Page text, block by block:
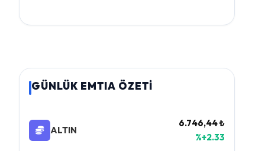
GÜNLÜK EMTIA ÖZETİ
ALTIN
6.746,44 ₺
%+2.33